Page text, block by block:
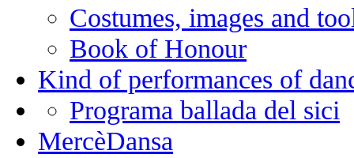
Costumes, images and
Book of Honour
Kind of performances of
Programa ballada del sici
MercèDansa